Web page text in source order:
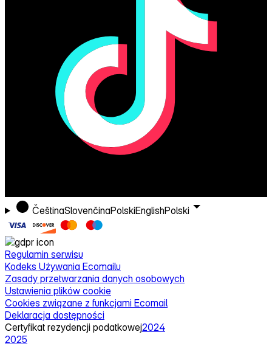
ČeštinaSlovenčinaPolskiEnglishPolski
Regulamin serwisu
Kodeks Używania Ecomailu
Zasady przetwarzania danych osobowych
Ustawienia plików cookie
Cookies związane z funkcjami Ecomail
Deklaracja dostępności
Certyfikat rezydencji podatkowej2024
2025